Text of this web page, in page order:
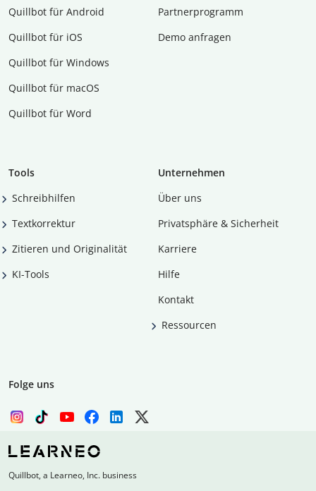
Quillbot für Android
Quillbot für iOS
Quillbot für Windows
Quillbot für macOS
Quillbot für Word
Partnerprogramm
Demo anfragen
Tools
Schreibhilfen
Textkorrektur
Zitieren und Originalität
KI-Tools
Unternehmen
Über uns
Privatsphäre & Sicherheit
Karriere
Hilfe
Kontakt
Ressourcen
Folge uns
Quillbot, a Learneo, Inc. business